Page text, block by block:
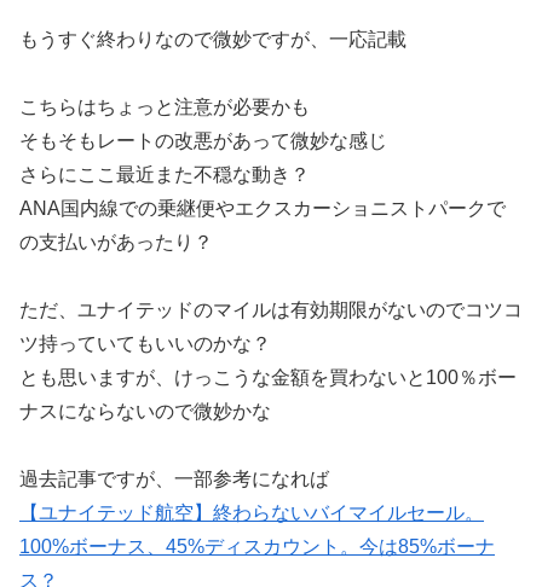
もうすぐ終わりなので微妙ですが、一応記載
こちらはちょっと注意が必要かも
そもそもレートの改悪があって微妙な感じ
さらにここ最近また不穏な動き？
ANA国内線での乗継便やエクスカーショニストパークで
の支払いがあったり？
ただ、ユナイテッドのマイルは有効期限がないのでコツコ
ツ持っていてもいいのかな？
とも思いますが、けっこうな金額を買わないと100％ボー
ナスにならないので微妙かな
過去記事ですが、一部参考になれば
【ユナイテッド航空】終わらないバイマイルセール。
100%ボーナス、45%ディスカウント。今は85%ボーナ
ス？